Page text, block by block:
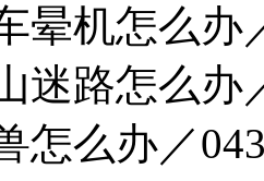
晕机怎么办
迷路怎么办
怎么办／